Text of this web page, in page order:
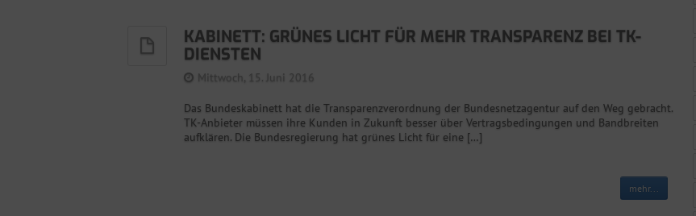
KABINETT: GRÜNES LICHT FÜR MEHR TRANSPARENZ BEI TK-
DIENSTEN
Mittwoch, 15. Juni 2016
Das Bundeskabinett hat die Transparenzverordnung der Bundesnetzagentur auf den Weg gebracht.
TK-Anbieter müssen ihre Kunden in Zukunft besser über Vertragsbedingungen und Bandbreiten
aufklären. Die Bundesregierung hat grünes Licht für eine […]
mehr...